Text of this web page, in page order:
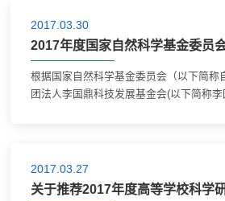
2017.03.30
根据国家自然科学基金委员会（以下简称
团法人李国鼎科技发展基金会(以下简称
2017.03.27